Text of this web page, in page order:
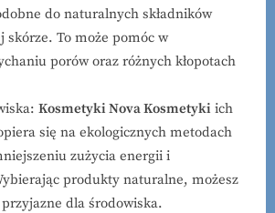
do naturalnych składników
skórze. To może pomóc w
porów oraz różnych kłopotach
Kosmetyki Nova Kosmetyki ich
się na ekologicznych metodach
zużycia energii i
produkty naturalne, możesz
dla środowiska.